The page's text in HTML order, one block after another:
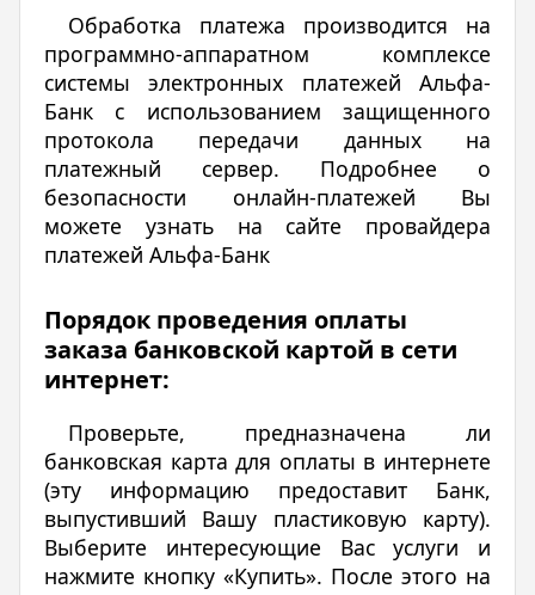
Обработка платежа производится на
программно-аппаратном комплексе
системы электронных платежей Альфа-
Банк с использованием защищенного
протокола передачи данных на
платежный сервер. Подробнее о
безопасности онлайн-платежей Вы
можете узнать на сайте провайдера
платежей Альфа-Банк
Порядок проведения оплаты
заказа банковской картой в сети
интернет:
Проверьте, предназначена ли
банковская карта для оплаты в интернете
(эту информацию предоставит Банк,
выпустивший Вашу пластиковую карту).
Выберите интересующие Вас услуги и
нажмите кнопку «Купить». После этого на